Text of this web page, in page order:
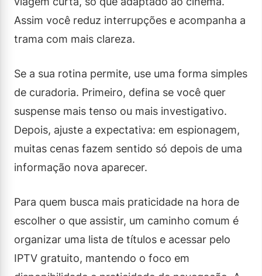
Assim você reduz interrupções e acompanha a
trama com mais clareza.
Se a sua rotina permite, use uma forma simples
de curadoria. Primeiro, defina se você quer
suspense mais tenso ou mais investigativo.
Depois, ajuste a expectativa: em espionagem,
muitas cenas fazem sentido só depois de uma
informação nova aparecer.
Para quem busca mais praticidade na hora de
escolher o que assistir, um caminho comum é
organizar uma lista de títulos e acessar pelo
IPTV gratuito, mantendo o foco em